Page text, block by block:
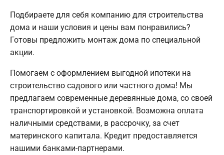
Подбираете для себя компанию для строительства
дома и наши условия и цены вам понравились?
Готовы предложить монтаж дома по специальной
акции.
Помогаем с оформлением выгодной ипотеки на
строительство садового или частного дома! Мы
предлагаем современные деревянные дома, со своей
транспортировкой и установкой. Возможна оплата
наличными средствами, в рассрочку, за счет
материнского капитала. Кредит предоставляется
нашими банками-партнерами.